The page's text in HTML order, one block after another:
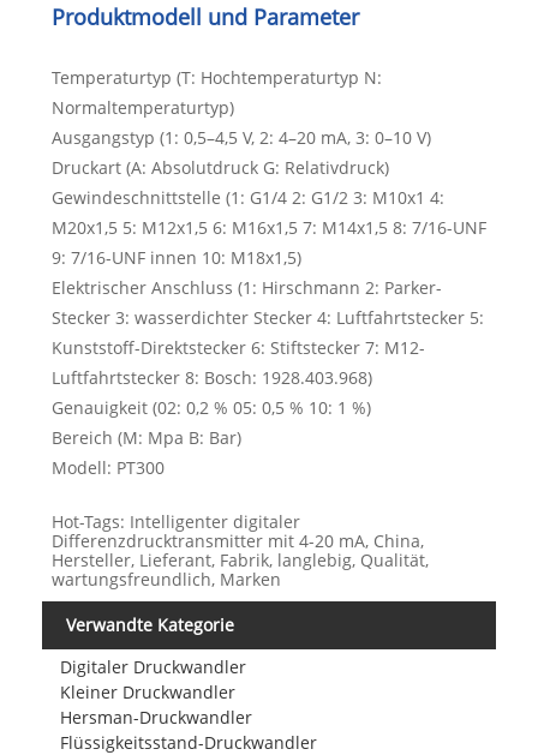
Produktmodell und Parameter
Temperaturtyp (T: Hochtemperaturtyp N:
Normaltemperaturtyp)
Ausgangstyp (1: 0,5–4,5 V, 2: 4–20 mA, 3: 0–10 V)
Druckart (A: Absolutdruck G: Relativdruck)
Gewindeschnittstelle (1: G1/4 2: G1/2 3: M10x1 4:
M20x1,5 5: M12x1,5 6: M16x1,5 7: M14x1,5 8: 7/16-UNF
9: 7/16-UNF innen 10: M18x1,5)
Elektrischer Anschluss (1: Hirschmann 2: Parker-
Stecker 3: wasserdichter Stecker 4: Luftfahrtstecker 5:
Kunststoff-Direktstecker 6: Stiftstecker 7: M12-
Luftfahrtstecker 8: Bosch: 1928.403.968)
Genauigkeit (02: 0,2 % 05: 0,5 % 10: 1 %)
Bereich (M: Mpa B: Bar)
Modell: PT300
Hot-Tags: Intelligenter digitaler
Differenzdrucktransmitter mit 4-20 mA, China,
Hersteller, Lieferant, Fabrik, langlebig, Qualität,
wartungsfreundlich, Marken
Verwandte Kategorie
Digitaler Druckwandler
Kleiner Druckwandler
Hersman-Druckwandler
Flüssigkeitsstand-Druckwandler